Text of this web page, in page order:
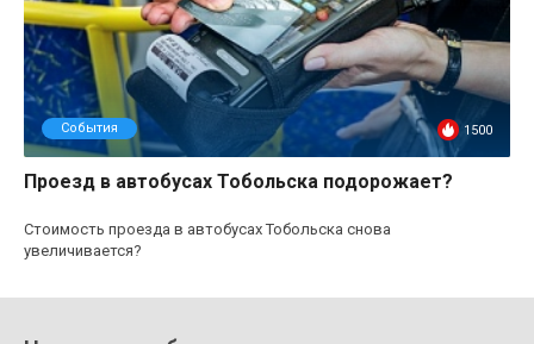
События 1500
Проезд в автобусах Тобольска подорожает?
Стоимость проезда в автобусах Тобольска снова
увеличивается?